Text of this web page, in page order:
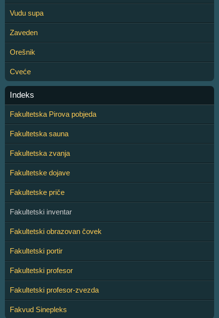
Vudu supa
Zaveden
Orešnik
Cveće
Indeks
Fakultetska Pirova pobjeda
Fakultetska sauna
Fakultetska zvanja
Fakultetske dojave
Fakultetske priče
Fakultetski inventar
Fakultetski obrazovan čovek
Fakultetski portir
Fakultetski profesor
Fakultetski profesor-zvezda
Fakvud Sinepleks